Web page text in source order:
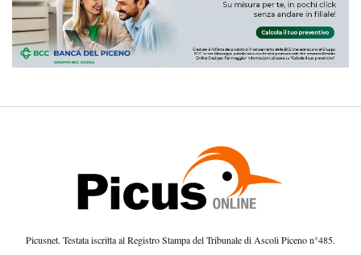
Picusnet. Testata iscritta al Registro Stampa del Tribunale di Ascoli Piceno n°485.